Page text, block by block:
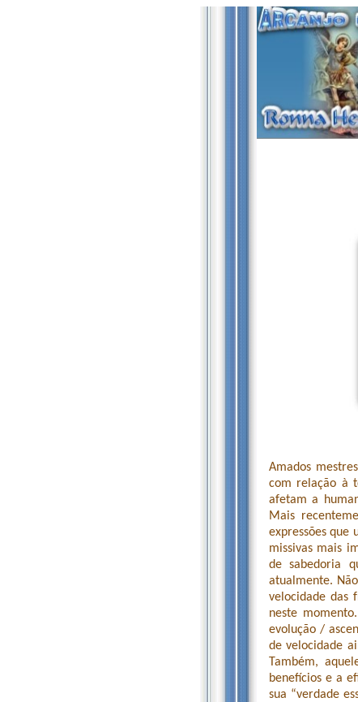
Amados
com relação à
afetam a
Mais
expressões que
missivas mais
de sabedoria
atualmente.
velocidade das
neste
evolução /
de velocidade
Também,
benefícios e a
sua “verdade